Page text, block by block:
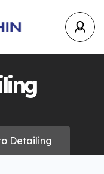
Detailing